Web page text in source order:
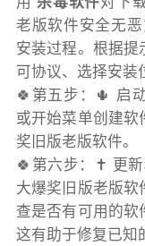
老版软件安全无
安装过程。根据
可协议、选择安装
🍀第五步：🌵 启
或开始菜单创建
奖旧版老版软件。
🍀第六步：✝️ 更
大爆奖旧版老版
查是否有可用的软
这有助于修复已知